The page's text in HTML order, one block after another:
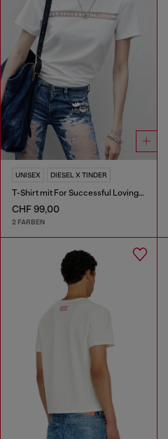
UNISEX DIESEL X TINDER
T-Shirt mit For Successful Loving Logo
CHF 99,00
2 FARBEN